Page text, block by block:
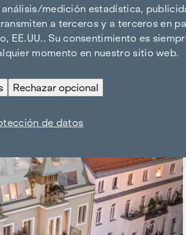
medición estadística,
a terceros y a terceros en
Su consentimiento es
momento en nuestro sitio web.
Rechazar opcional
de datos